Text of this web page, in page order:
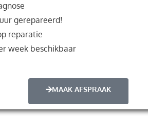
gerepareerd!
reparatie
week beschikbaar
MAAK AFSPRAAK